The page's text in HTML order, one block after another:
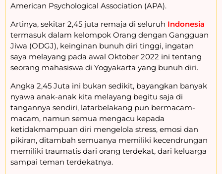
American Psychological Association (APA).
Artinya, sekitar 2,45 juta remaja di seluruh Indonesia
termasuk dalam kelompok Orang dengan Gangguan
Jiwa (ODGJ), keinginan bunuh diri tinggi, ingatan
saya melayang pada awal Oktober 2022 ini tentang
seorang mahasiswa di Yogyakarta yang bunuh diri.
Angka 2,45 Juta ini bukan sedikit, bayangkan banyak
nyawa anak-anak kita melayang begitu saja di
tangannya sendiri, latarbelakang pun bermacam-
macam, namun semua mengacu kepada
ketidakmampuan diri mengelola stress, emosi dan
pikiran, ditambah semuanya memiliki kecendrungan
memiliki traumatis dari orang terdekat, dari keluarga
sampai teman terdekatnya.